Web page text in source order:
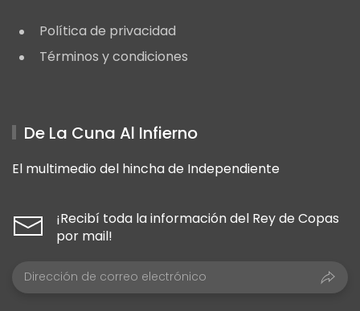
Política de privacidad
Términos y condiciones
De La Cuna Al Infierno
El multimedio del hincha de Independiente
¡Recibí toda la información del Rey de Copas
por mail!